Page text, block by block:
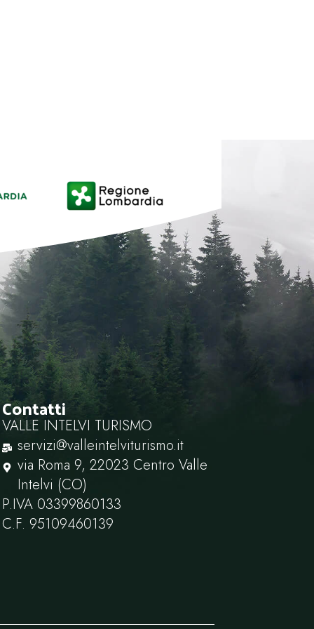
Contatti
VALLE INTELVI TURISMO
servizi@valleintelviturismo.it
via Roma 9, 22023 Centro Valle
Intelvi (CO)
P.IVA ‭03399860133‬
C.F. ‭95109460139